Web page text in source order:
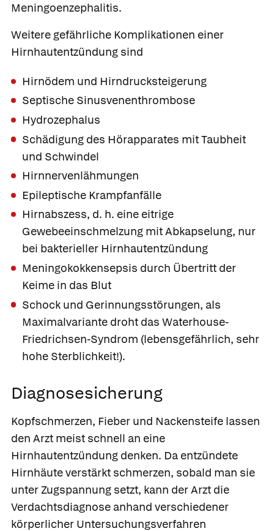
Meningoenzephalitis.
Weitere gefährliche Komplikationen einer
Hirnhautentzündung sind
Hirnödem und Hirndrucksteigerung
Septische Sinusvenenthrombose
Hydrozephalus
Schädigung des Hörapparates mit Taubheit
und Schwindel
Hirnnervenlähmungen
Epileptische Krampfanfälle
Hirnabszess, d. h. eine eitrige
Gewebeeinschmelzung mit Abkapselung, nur
bei bakterieller Hirnhautentzündung
Meningokokkensepsis durch Übertritt der
Keime in das Blut
Schock und Gerinnungsstörungen, als
Maximalvariante droht das Waterhouse-
Friedrichsen-Syndrom (lebensgefährlich, sehr
hohe Sterblichkeit!).
Diagnosesicherung
Kopfschmerzen, Fieber und Nackensteife lassen
den Arzt meist schnell an eine
Hirnhautentzündung denken. Da entzündete
Hirnhäute verstärkt schmerzen, sobald man sie
unter Zugspannung setzt, kann der Arzt die
Verdachtsdiagnose anhand verschiedener
körperlicher Untersuchungsverfahren